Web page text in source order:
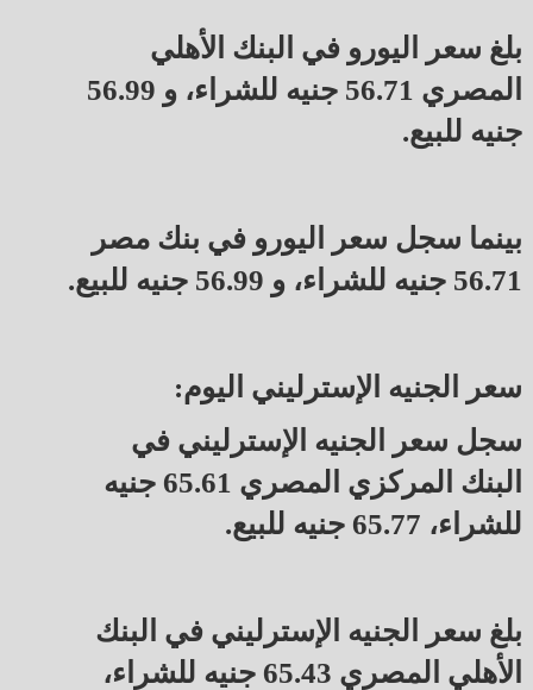
بلغ سعر اليورو في البنك الأهلي
المصري 56.71 جنيه للشراء، و 56.99
جنيه للبيع.
بينما سجل سعر اليورو في بنك مصر
56.71 جنيه للشراء، و 56.99 جنيه للبيع.
سعر الجنيه الإسترليني اليوم:
سجل سعر الجنيه الإسترليني في
البنك المركزي المصري 65.61 جنيه
للشراء، 65.77 جنيه للبيع.
بلغ سعر الجنيه الإسترليني في البنك
الأهلي المصري 65.43 جنيه للشراء،